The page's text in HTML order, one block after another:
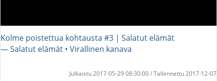
Kolme poistettua kohtausta #3 | Salatut elämät
― Salatut elämät • Virallinen kanava
Julkaistu 2017-05-29 08:30:00 / Tallennettu 2017-12-07